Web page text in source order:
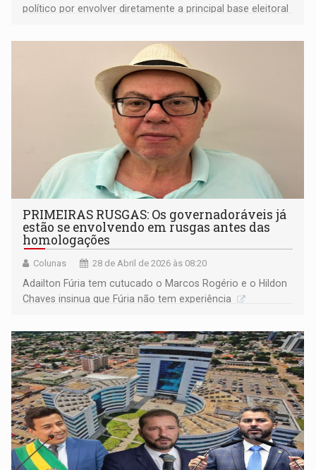
político por envolver diretamente a principal base eleitoral
PRIMEIRAS RUSGAS: Os governadoráveis já
estão se envolvendo em rusgas antes das
homologações
Colunas 28 de Abril de 2026 às 08:20
Adailton Fúria tem cutucado o Marcos Rogério e o Hildon
Chaves insinua que Fúria não tem experiência